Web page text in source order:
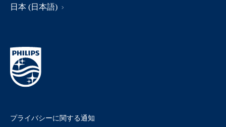
日本 (日本語)
プライバシーに関する通知